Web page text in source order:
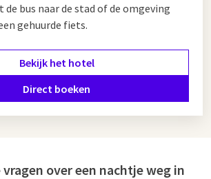
bus naar de stad of de omgeving
gehuurde fiets.
Bekijk het hotel
Direct boeken
over een nachtje weg in